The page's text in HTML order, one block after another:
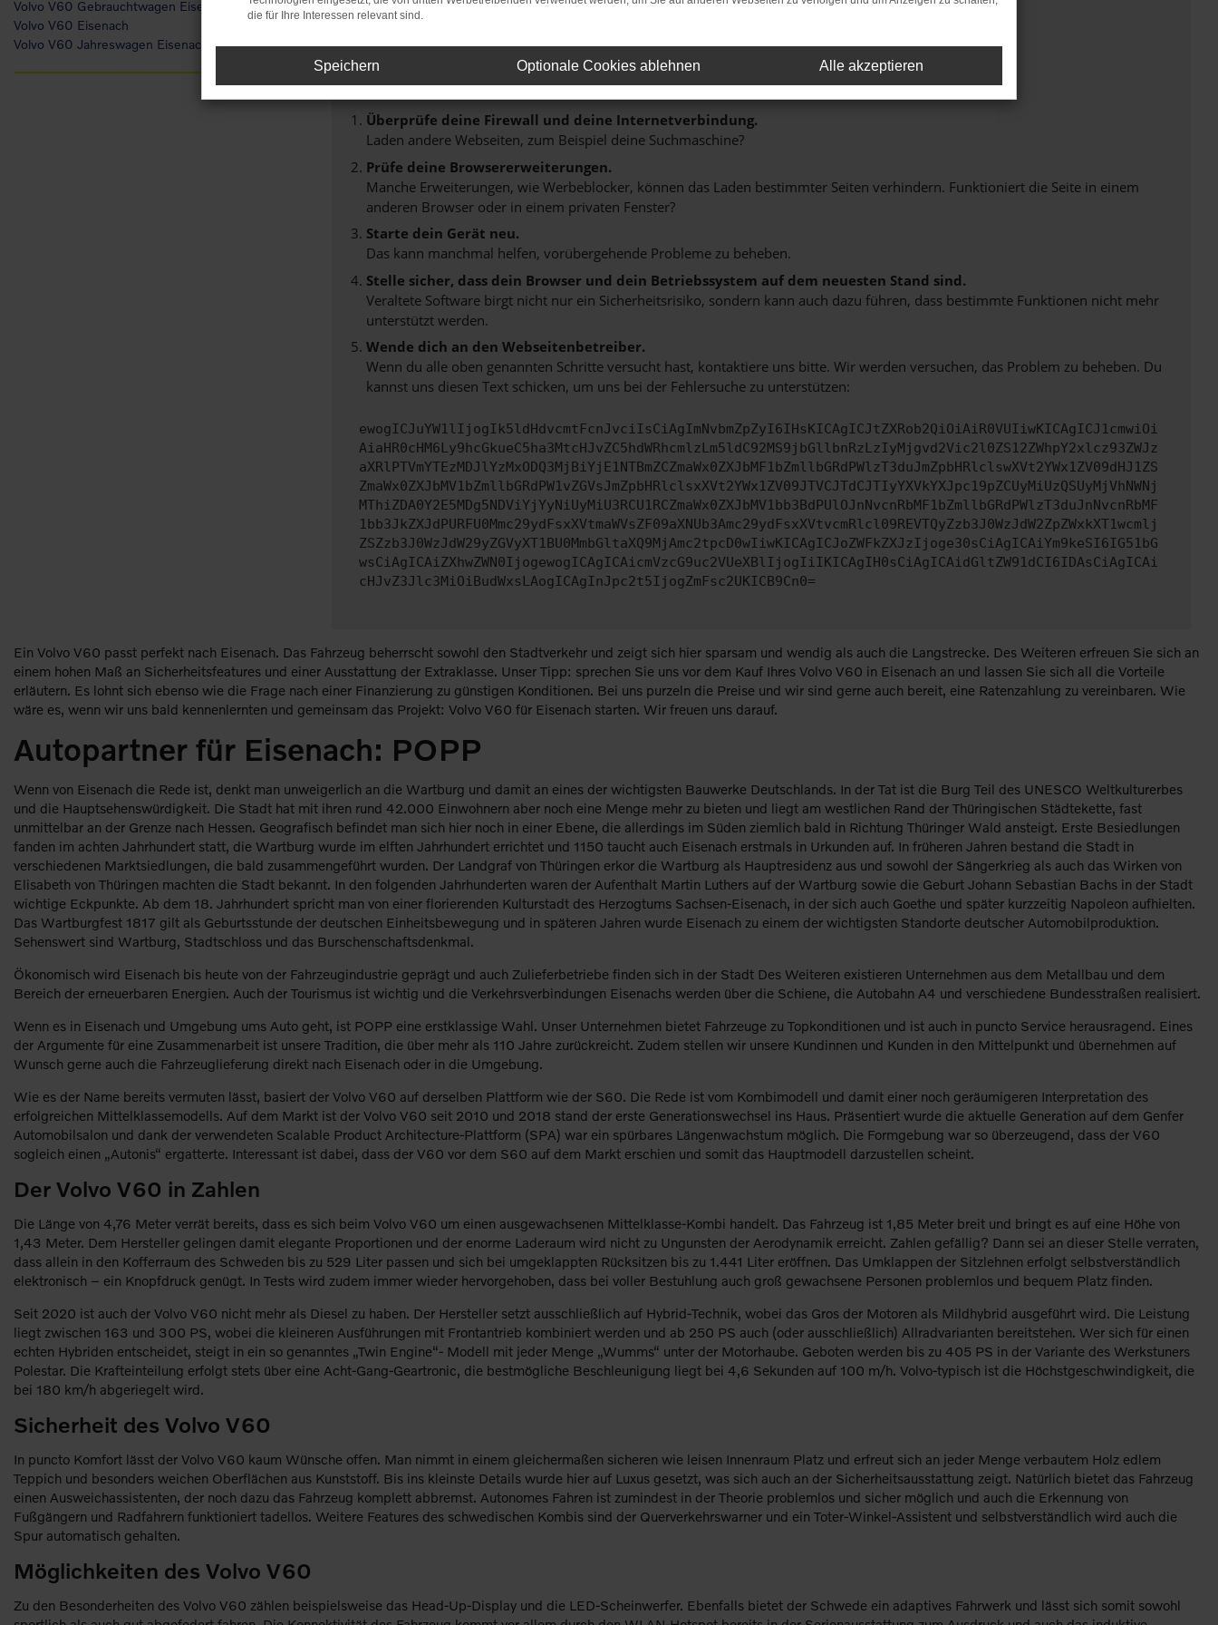
Volvo V60 Gebrauchtwagen Eisenach
Volvo V60 Eisenach
Volvo V60 Jahreswagen Eisenach
Fehler: Network Error
Beim Laden ist ein Fehler aufgetreten.
Hier sind ein paar Tipps, die dir helfen können:
Überprüfe deine Firewall und deine Internetverbindung.
Laden andere Webseiten, zum Beispiel deine Suchmaschine?
Prüfe deine Browsererweiterungen.
Manche Erweiterungen, wie Werbeblocker, können das Laden bestimmter Seiten verhindern. Funktioniert die Seite in einem
anderen Browser oder in einem privaten Fenster?
Starte dein Gerät neu.
Das kann manchmal helfen, vorübergehende Probleme zu beheben.
Stelle sicher, dass dein Browser und dein Betriebssystem auf dem neuesten Stand sind.
Veraltete Software birgt nicht nur ein Sicherheitsrisiko, sondern kann auch dazu führen, dass bestimmte Funktionen nicht mehr
unterstützt werden.
Wende dich an den Webseitenbetreiber.
Wenn du alle oben genannten Schritte versucht hast, kontaktiere uns bitte. Wir werden versuchen, das Problem zu beheben. Du
kannst uns diesen Text schicken, um uns bei der Fehlersuche zu unterstützen:
ewogICJuYW1lIjogIk5ldHdvcmtFcnJvciIsCiAgImNvbmZpZyI6IHsKICAgICJtZXRob2QiOiAiR0VUIiwKICAgICJ1cmwiOi
AiaHR0cHM6Ly9hcGkueC5ha3MtcHJvZC5hdWRhcmlzLm5ldC92MS9jbGllbnRzLzIyMjgvd2Vic2l0ZS12ZWhpY2xlcz93ZWJz
aXRlPTVmYTEzMDJlYzMxODQ3MjBiYjE1NTBmZCZmaWx0ZXJbMF1bZmllbGRdPWlzT3duJmZpbHRlclswXVt2YWx1ZV09dHJ1ZS
ZmaWx0ZXJbMV1bZmllbGRdPW1vZGVsJmZpbHRlclsxXVt2YWx1ZV09JTVCJTdCJTIyYXVkYXJpc19pZCUyMiUzQSUyMjVhNWNj
MThiZDA0Y2E5MDg5NDViYjYyNiUyMiU3RCU1RCZmaWx0ZXJbMV1bb3BdPUlOJnNvcnRbMF1bZmllbGRdPWlzT3duJnNvcnRbMF
1bb3JkZXJdPURFU0Mmc29ydFsxXVtmaWVsZF09aXNUb3Amc29ydFsxXVtvcmRlcl09REVTQyZzb3J0WzJdW2ZpZWxkXT1wcmlj
ZSZzb3J0WzJdW29yZGVyXT1BU0MmbGltaXQ9MjAmc2tpcD0wIiwKICAgICJoZWFkZXJzIjoge30sCiAgICAiYm9keSI6IG51bG
wsCiAgICAiZXhwZWN0IjogewogICAgICAicmVzcG9uc2VUeXBlIjogIiIKICAgIH0sCiAgICAidGltZW91dCI6IDAsCiAgICAi
cHJvZ3Jlc3MiOiBudWxsLAogICAgInJpc2t5IjogZmFsc2UKICB9Cn0=
Ein Volvo V60 passt perfekt nach Eisenach. Das Fahrzeug beherrscht sowohl den Stadtverkehr und zeigt sich hier sparsam und wendig als auch die Langstrecke. Des Weiteren erfreuen Sie sich an
einem hohen Maß an Sicherheitsfeatures und einer Ausstattung der Extraklasse. Unser Tipp: sprechen Sie uns vor dem Kauf Ihres Volvo V60 in Eisenach an und lassen Sie sich all die Vorteile
erläutern. Es lohnt sich ebenso wie die Frage nach einer Finanzierung zu günstigen Konditionen. Bei uns purzeln die Preise und wir sind gerne auch bereit, eine Ratenzahlung zu vereinbaren. Wie
wäre es, wenn wir uns bald kennenlernten und gemeinsam das Projekt: Volvo V60 für Eisenach starten. Wir freuen uns darauf.
Autopartner für Eisenach: POPP
Wenn von Eisenach die Rede ist, denkt man unweigerlich an die Wartburg und damit an eines der wichtigsten Bauwerke Deutschlands. In der Tat ist die Burg Teil des UNESCO Weltkulturerbes
und die Hauptsehenswürdigkeit. Die Stadt hat mit ihren rund 42.000 Einwohnern aber noch eine Menge mehr zu bieten und liegt am westlichen Rand der Thüringischen Städtekette, fast
unmittelbar an der Grenze nach Hessen. Geografisch befindet man sich hier noch in einer Ebene, die allerdings im Süden ziemlich bald in Richtung Thüringer Wald ansteigt. Erste Besiedlungen
fanden im achten Jahrhundert statt, die Wartburg wurde im elften Jahrhundert errichtet und 1150 taucht auch Eisenach erstmals in Urkunden auf. In früheren Jahren bestand die Stadt in
verschiedenen Marktsiedlungen, die bald zusammengeführt wurden. Der Landgraf von Thüringen erkor die Wartburg als Hauptresidenz aus und sowohl der Sängerkrieg als auch das Wirken von
Elisabeth von Thüringen machten die Stadt bekannt. In den folgenden Jahrhunderten waren der Aufenthalt Martin Luthers auf der Wartburg sowie die Geburt Johann Sebastian Bachs in der Stadt
wichtige Eckpunkte. Ab dem 18. Jahrhundert spricht man von einer florierenden Kulturstadt des Herzogtums Sachsen-Eisenach, in der sich auch Goethe und später kurzzeitig Napoleon aufhielten.
Das Wartburgfest 1817 gilt als Geburtsstunde der deutschen Einheitsbewegung und in späteren Jahren wurde Eisenach zu einem der wichtigsten Standorte deutscher Automobilproduktion.
Sehenswert sind Wartburg, Stadtschloss und das Burschenschaftsdenkmal.
Ökonomisch wird Eisenach bis heute von der Fahrzeugindustrie geprägt und auch Zulieferbetriebe finden sich in der Stadt Des Weiteren existieren Unternehmen aus dem Metallbau und dem
Bereich der erneuerbaren Energien. Auch der Tourismus ist wichtig und die Verkehrsverbindungen Eisenachs werden über die Schiene, die Autobahn A4 und verschiedene Bundesstraßen realisiert.
Wenn es in Eisenach und Umgebung ums Auto geht, ist POPP eine erstklassige Wahl. Unser Unternehmen bietet Fahrzeuge zu Topkonditionen und ist auch in puncto Service herausragend. Eines
der Argumente für eine Zusammenarbeit ist unsere Tradition, die über mehr als 110 Jahre zurückreicht. Zudem stellen wir unsere Kundinnen und Kunden in den Mittelpunkt und übernehmen auf
Wunsch gerne auch die Fahrzeuglieferung direkt nach Eisenach oder in die Umgebung.
Wie es der Name bereits vermuten lässt, basiert der Volvo V60 auf derselben Plattform wie der S60. Die Rede ist vom Kombimodell und damit einer noch geräumigeren Interpretation des
erfolgreichen Mittelklassemodells. Auf dem Markt ist der Volvo V60 seit 2010 und 2018 stand der erste Generationswechsel ins Haus. Präsentiert wurde die aktuelle Generation auf dem Genfer
Automobilsalon und dank der verwendeten Scalable Product Architecture-Plattform (SPA) war ein spürbares Längenwachstum möglich. Die Formgebung war so überzeugend, dass der V60
sogleich einen „Autonis“ ergatterte. Interessant ist dabei, dass der V60 vor dem S60 auf dem Markt erschien und somit das Hauptmodell darzustellen scheint.
Der Volvo V60 in Zahlen
Die Länge von 4,76 Meter verrät bereits, dass es sich beim Volvo V60 um einen ausgewachsenen Mittelklasse-Kombi handelt. Das Fahrzeug ist 1,85 Meter breit und bringt es auf eine Höhe von
1,43 Meter. Dem Hersteller gelingen damit elegante Proportionen und der enorme Laderaum wird nicht zu Ungunsten der Aerodynamik erreicht. Zahlen gefällig? Dann sei an dieser Stelle verraten,
dass allein in den Kofferraum des Schweden bis zu 529 Liter passen und sich bei umgeklappten Rücksitzen bis zu 1.441 Liter eröffnen. Das Umklappen der Sitzlehnen erfolgt selbstverständlich
elektronisch – ein Knopfdruck genügt. In Tests wird zudem immer wieder hervorgehoben, dass bei voller Bestuhlung auch groß gewachsene Personen problemlos und bequem Platz finden.
Seit 2020 ist auch der Volvo V60 nicht mehr als Diesel zu haben. Der Hersteller setzt ausschließlich auf Hybrid-Technik, wobei das Gros der Motoren als Mildhybrid ausgeführt wird. Die Leistung
liegt zwischen 163 und 300 PS, wobei die kleineren Ausführungen mit Frontantrieb kombiniert werden und ab 250 PS auch (oder ausschließlich) Allradvarianten bereitstehen. Wer sich für einen
echten Hybriden entscheidet, steigt in ein so genanntes „Twin Engine“- Modell mit jeder Menge „Wumms“ unter der Motorhaube. Geboten werden bis zu 405 PS in der Variante des Werkstuners
Polestar. Die Krafteinteilung erfolgt stets über eine Acht-Gang-Geartronic, die bestmögliche Beschleunigung liegt bei 4,6 Sekunden auf 100 m/h. Volvo-typisch ist die Höchstgeschwindigkeit, die
bei 180 km/h abgeriegelt wird.
Sicherheit des Volvo V60
In puncto Komfort lässt der Volvo V60 kaum Wünsche offen. Man nimmt in einem gleichermaßen sicheren wie leisen Innenraum Platz und erfreut sich an jeder Menge verbautem Holz edlem
Teppich und besonders weichen Oberflächen aus Kunststoff. Bis ins kleinste Details wurde hier auf Luxus gesetzt, was sich auch an der Sicherheitsausstattung zeigt. Natürlich bietet das Fahrzeug
einen Ausweichassistenten, der noch dazu das Fahrzeug komplett abbremst. Autonomes Fahren ist zumindest in der Theorie problemlos und sicher möglich und auch die Erkennung von
Fußgängern und Radfahrern funktioniert tadellos. Weitere Features des schwedischen Kombis sind der Querverkehrswarner und ein Toter-Winkel-Assistent und selbstverständlich wird auch die
Spur automatisch gehalten.
Möglichkeiten des Volvo V60
Zu den Besonderheiten des Volvo V60 zählen beispielsweise das Head-Up-Display und die LED-Scheinwerfer. Ebenfalls bietet der Schwede ein adaptives Fahrwerk und lässt sich somit sowohl
die für Ihre Interessen relevant sind.
Speichern Optionale Cookies ablehnen Alle akzeptieren